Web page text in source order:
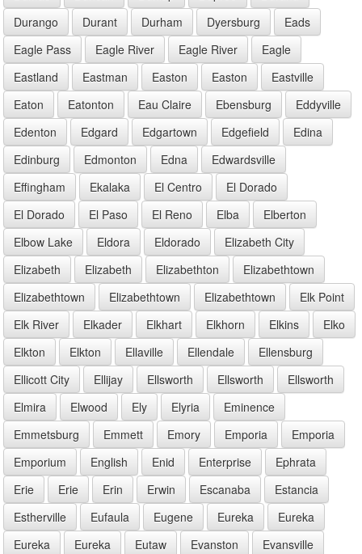
Durango
Durant Durham Dyersburg
Eads
Eagle Pass
Eagle River Eagle River
Eagle
Eastland
Eastman Easton Easton
Eastville
Eaton
Eatonton Eau Claire Ebensburg
Eddyville
Edenton
Edgard Edgartown Edgefield
Edina
Edinburg
Edmonton Edna
Edwardsville
Effingham
Ekalaka El Centro
El Dorado
El Dorado
El Paso El Reno Elba
Elberton
Elbow Lake
Eldora Eldorado
Elizabeth City
Elizabeth
Elizabeth Elizabethton
Elizabethtown
Elizabethtown
Elizabethtown Elizabethtown
Elk Point
Elk River
Elkader Elkhart Elkhorn Elkins
Elko
Elkton
Elkton Ellaville Ellendale
Ellensburg
Ellicott City
Ellijay Ellsworth Ellsworth
Ellsworth
Elmira
Elwood Ely Elyria
Eminence
Emmetsburg
Emmett Emory Emporia
Emporia
Emporium
English Enid Enterprise
Ephrata
Erie
Erie Erin Erwin Escanaba
Estancia
Estherville
Eufaula Eugene Eureka
Eureka
Eureka
Eureka Eutaw Evanston Evansville